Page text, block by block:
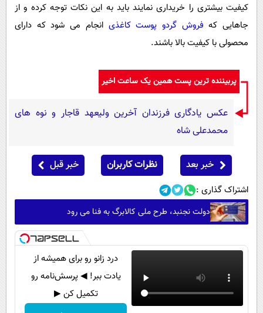
کیفیت بیشتری را خریداری نمایند باید به این نکات توجه کرده و از
جاهایی که فروش گردو پوست کاغذی انجام می شود که دارای
محصولی با کیفیت بالا باشند.
پربیننده ترین پست همین یک ساعت اخیر
عکس یادگاری فرزندان آخرین ولیعهد قاجار و نوه های
محمدعلی شاه
خبر بعد نظرات کاربران خبر قبل
اشتراک گذاری :
دولت نجنبد، طرح ملی کالابرگ به فنا می رود
درد زانو رو برای همیشه از
یادت ببر! ◀ پرسش‌نامه رو
تکمیل کن ▶